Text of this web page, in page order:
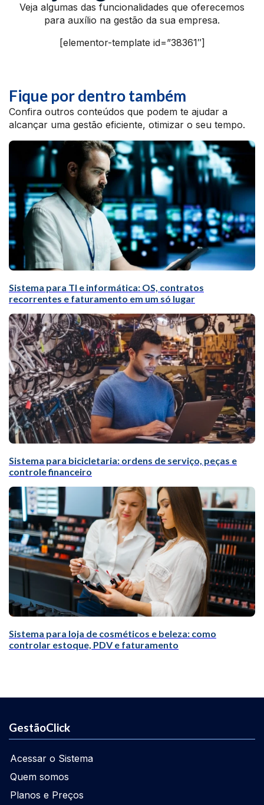
Veja algumas das funcionalidades que oferecemos
para auxílio na gestão da sua empresa.
[elementor-template id=”38361″]
Fique por dentro também
Confira outros conteúdos que podem te ajudar a
alcançar uma gestão eficiente, otimizar o seu tempo.
Sistema para TI e informática: OS, contratos
recorrentes e faturamento em um só lugar
Sistema para bicicletaria: ordens de serviço, peças e
controle financeiro
Sistema para loja de cosméticos e beleza: como
controlar estoque, PDV e faturamento
GestãoClick
Acessar o Sistema
Quem somos
Planos e Preços